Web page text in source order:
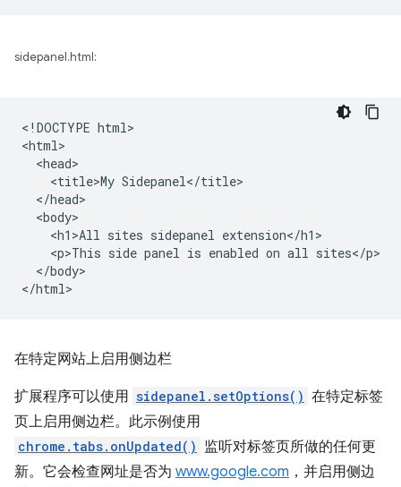
sidepanel.html:
<!DOCTYPE html>
<html>
  <head>
    <title>My Sidepanel</title>
  </head>
  <body>
    <h1>All sites sidepanel extension</h1>
    <p>This side panel is enabled on all sites</p>
  </body>
在特定网站上启用侧边栏
扩展程序可以使用 sidepanel.setOptions() 在特定标签
页上启用侧边栏。此示例使用
chrome.tabs.onUpdated() 监听对标签页所做的任何更
新。它会检查网址是否为 www.google.com ，并启用侧边